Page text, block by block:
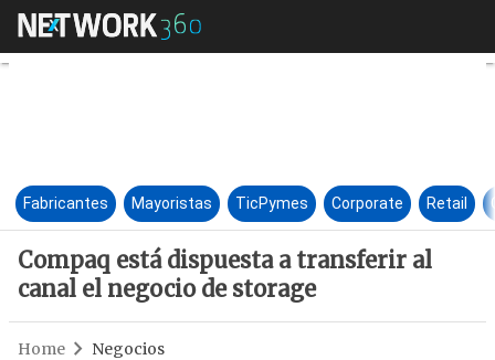
Compaq está dispuesta a
Fabricantes Mayoristas TicPymes Corporate Retail
Compaq está dispuesta a transferir al
canal el negocio de storage
Home Negocios